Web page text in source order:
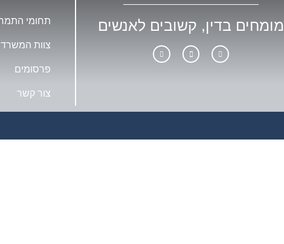
מומחים בדין, קשובים לאנשים תחומי
צוות המשרד
פרסומים
צור קשר